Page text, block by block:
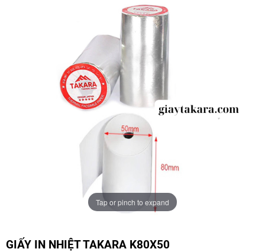
Tap or pinch to expand
GIẤY IN NHIỆT TAKARA K80X50